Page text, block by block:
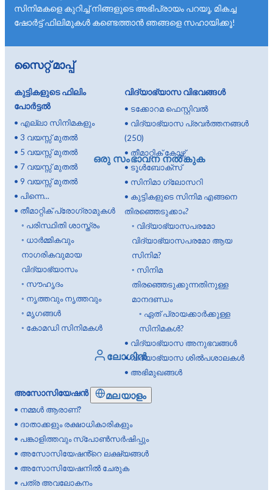
ഒരു സംഭാവന നൽകുക
ലോഗിൻ
മലയാളം
സിനിമകളെ കുറിച്ച് നിങ്ങളുടെ അഭിപ്രായം പറയൂ, മികച്ച
ഷോർട്ട് ഫിലിമുകൾ കണ്ടെത്താൻ ഞങ്ങളെ സഹായിക്കൂ!
സൈറ്റ് മാപ്പ്
കുട്ടികളുടെ ഫിലിം
പോർട്ടൽ
• എല്ലാ സിനിമകളും
• 3 വയസ്സ് മുതൽ
• 5 വയസ്സ് മുതൽ
• 7 വയസ്സ് മുതൽ
• 9 വയസ്സ് മുതൽ
• പിന്നെ...
• തീമാറ്റിക് പ്രോഗ്രാമുകൾ
◦ പരിസ്ഥിതി ശാസ്ത്രം
◦ ധാർമ്മികവും
നാഗരികവുമായ
വിദ്യാഭ്യാസം
◦ സൗഹൃദം
◦ നൃത്തവും നൃത്തവും
◦ മൃഗങ്ങൾ
◦ കോമഡി സിനിമകൾ
വിദ്യാഭ്യാസ വിഭവങ്ങൾ
• ടക്കോറമ ഫെസ്റ്റിവൽ
• വിദ്യാഭ്യാസ പ്രവർത്തനങ്ങൾ
(250)
• തീമാറ്റിക് കോഴ്സ്
• ടൂൾബോക്സ്
• സിനിമാ ഗ്ലോസറി
• കുട്ടികളുടെ സിനിമ എങ്ങനെ
തിരഞ്ഞെടുക്കാം?
◦ വിദ്യാഭ്യാസപരമോ
വിദ്യാഭ്യാസപരമോ ആയ
സിനിമ?
◦ സിനിമ
തിരഞ്ഞെടുക്കുന്നതിനുള്ള
മാനദണ്ഡം
◦ ഏത് പ്രായക്കാർക്കുള്ള
സിനിമകൾ?
• വിദ്യാഭ്യാസ അനുഭവങ്ങൾ
•വിദ്യാഭ്യാസ ശിൽപശാലകൾ
• അഭിമുഖങ്ങൾ
അസോസിയേഷൻ
• നമ്മൾ ആരാണ്?
• ദാതാക്കളും രക്ഷാധികാരികളും
• പങ്കാളിത്തവും സ്പോൺസർഷിപ്പും
• അസോസിയേഷൻ്റെ ലക്ഷ്യങ്ങൾ
• അസോസിയേഷനിൽ ചേരുക
• പത്ര അവലോകനം